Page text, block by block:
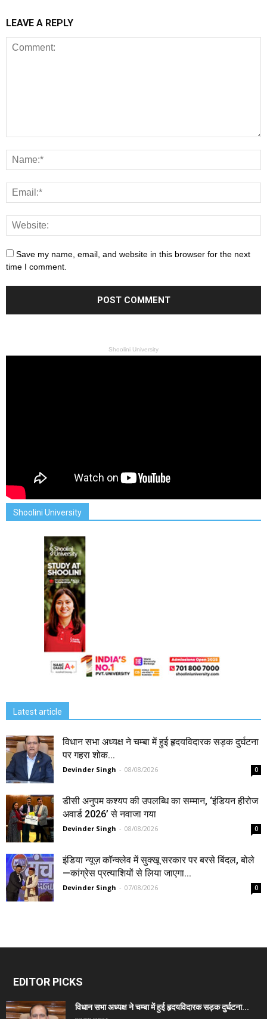
LEAVE A REPLY
Save my name, email, and website in this browser for the next
time I comment.
Shoolini University
Shoolini University
Latest article
विधान सभा अध्यक्ष ने चम्बा में हुई हृदयविदारक सड़क दुर्घटना
पर गहरा शोक...
Devinder Singh - 08/08/2026 0
डीसी अनुपम कश्यप की उपलब्धि का सम्मान, ‘इंडियन हीरोज
अवार्ड 2026’ से नवाजा गया
Devinder Singh - 08/08/2026 0
इंडिया न्यूज़ कॉन्क्लेव में सुक्खू सरकार पर बरसे बिंदल, बोले
—कांग्रेस प्रत्याशियों से लिया जाएगा...
Devinder Singh - 07/08/2026 0
EDITOR PICKS
विधान सभा अध्यक्ष ने चम्बा में हुई हृदयविदारक सड़क दुर्घटना...